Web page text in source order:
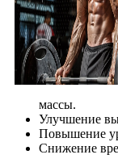
массы.
Улучшение
Повышение
Снижение